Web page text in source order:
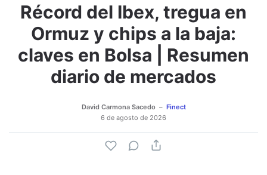
Adjuntar imagen Comentar
Récord del Ibex, tregua en
Ormuz y chips a la baja:
claves en Bolsa | Resumen
diario de mercados
David Carmona Sacedo
Finect
6 de agosto de 2026